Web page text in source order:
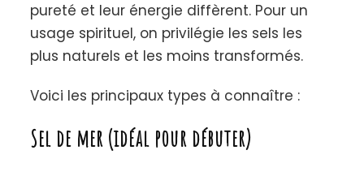
pureté et leur énergie diffèrent. Pour un
usage spirituel, on privilégie les sels les
plus naturels et les moins transformés.
Voici les principaux types à connaître :
Sel de mer (idéal pour débuter)